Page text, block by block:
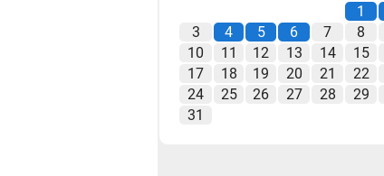
1
3
4 5 6 7
8
10
11 12 13 14
15
17
18 19 20 21
22
24
25 26 27 28
29
31